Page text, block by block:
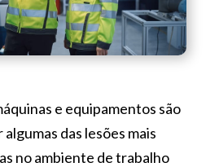
e equipamentos são
das lesões mais
no ambiente de trabalho